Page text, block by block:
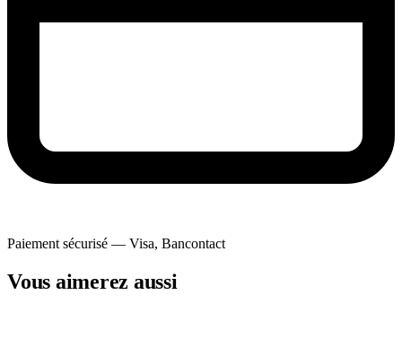
Paiement sécurisé — Visa, Bancontact
Vous aimerez aussi